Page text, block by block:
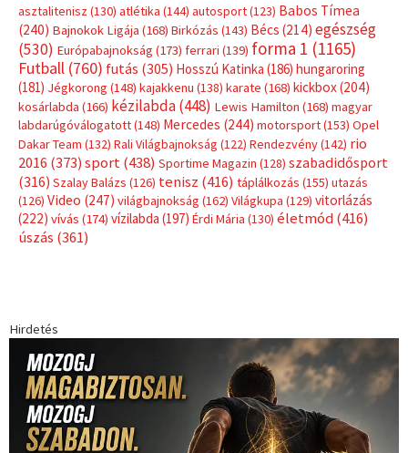
asztalitenisz (130) atlétika (144) autosport(123) Babos Tímea
(240) Bajnokok Ligája (168) Birkózás (143) Bécs (214) egészség
(530) Európabajnokság (173) ferrari (139) forma 1 (1165)
Futball (760) futás (305) Hosszú Katinka (186) hungaroring
(181) Jégkorong (148) kajakkenu (138) karate (168) kickbox(204)
kosárlabda (166) kézilabda(448) Lewis Hamilton (168) magyar
labdarúgóválogatott(148) Mercedes (244) motorsport(153) Opel
Dakar Team (132) Rali Világbajnokság (122) Rendezvény(142) rio
2016 (373) sport(438) Sportime Magazin (128) szabadidősport
(316) Szalay Balázs (126) tenisz (416) táplálkozás (155) utazás
(126) Video (247) világbajnokság (162) Világkupa (129) vitorlázás
(222) vívás (174) vízilabda (197) Érdi Mária (130) életmód(416)
úszás (361)
Hirdetés